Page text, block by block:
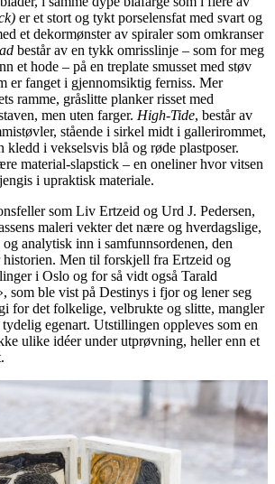
er et stort og tykt porselensfat med svart og
et dekormønster av spiraler som omkranser
består av en tykk omrisslinje – som for meg
et hode – på en treplate smusset med støv
er fanget i gjennomsiktig ferniss. Mer
ramme, gråslitte planker risset med
men uten farger. High-Tide, består av
stående i sirkel midt i gallerirommet,
kledd i vekselsvis blå og røde plastposer.
material-slapstick – en oneliner hvor vitsen
i upraktisk materiale.
som Liv Ertzeid og Urd J. Pedersen,
maleri vekter det nære og hverdagslige,
analytisk inn i samfunnsordenen, den
Men til forskjell fra Ertzeid og
i Oslo og for så vidt også Tarald
som ble vist på Destinys i fjor og lener seg
for det folkelige, velbrukte og slitte, mangler
tydelig egenart. Utstillingen oppleves som en
ulike idéer under utprøvning, heller enn et